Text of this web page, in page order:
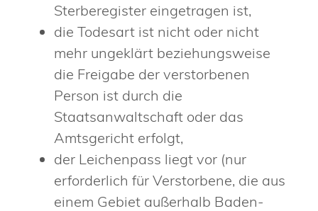
Sterberegister eingetragen ist,
die Todesart ist nicht oder nicht
mehr ungeklärt beziehungsweise
die Freigabe der verstorbenen
Person ist durch die
Staatsanwaltschaft oder das
Amtsgericht erfolgt,
der Leichenpass liegt vor (nur
erforderlich für Verstorbene, die aus
einem Gebiet außerhalb Baden-